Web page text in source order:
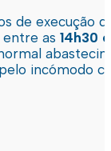
de execução
as 14h30
incómodo